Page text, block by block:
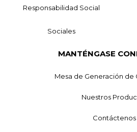
Responsabilidad Social
Sociales
MANTÉNGASE
Mesa de Generación de
Nuestros
Contáctenos